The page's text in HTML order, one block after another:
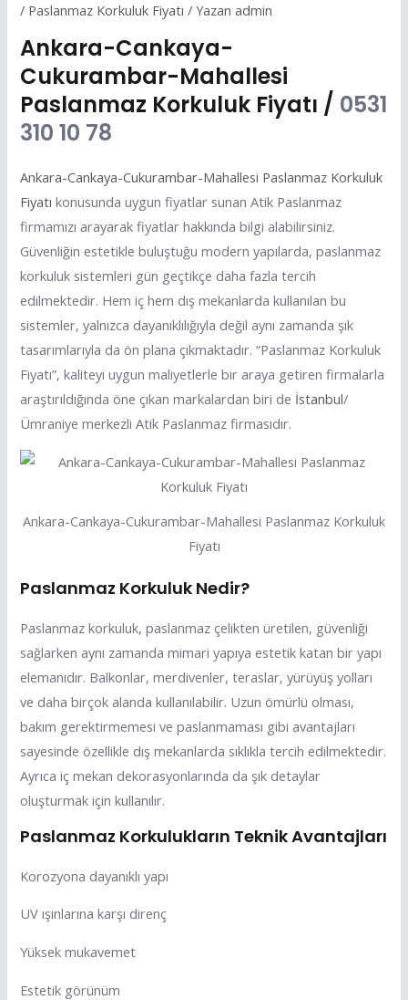
/ Paslanmaz Korkuluk Fiyatı / Yazan admin
Ankara-Cankaya-
Cukurambar-Mahallesi
Paslanmaz Korkuluk Fiyatı / 0531
310 10 78
Ankara-Cankaya-Cukurambar-Mahallesi Paslanmaz Korkuluk
Fiyatı konusunda uygun fiyatlar sunan Atik Paslanmaz
firmamızı arayarak fiyatlar hakkında bilgi alabilirsiniz.
Güvenliğin estetikle buluştuğu modern yapılarda, paslanmaz
korkuluk sistemleri gün geçtikçe daha fazla tercih
edilmektedir. Hem iç hem dış mekanlarda kullanılan bu
sistemler, yalnızca dayanıklılığıyla değil aynı zamanda şık
tasarımlarıyla da ön plana çıkmaktadır. “Paslanmaz Korkuluk
Fiyatı”, kaliteyi uygun maliyetlerle bir araya getiren firmalarla
araştırıldığında öne çıkan markalardan biri de İstanbul/
Ümraniye merkezli Atik Paslanmaz firmasıdır.
Ankara-Cankaya-Cukurambar-Mahallesi Paslanmaz Korkuluk
Fiyatı
Paslanmaz Korkuluk Nedir?
Paslanmaz korkuluk, paslanmaz çelikten üretilen, güvenliği
sağlarken aynı zamanda mimari yapıya estetik katan bir yapı
elemanıdır. Balkonlar, merdivenler, teraslar, yürüyüş yolları
ve daha birçok alanda kullanılabilir. Uzun ömürlü olması,
bakım gerektirmemesi ve paslanmaması gibi avantajları
sayesinde özellikle dış mekanlarda sıklıkla tercih edilmektedir.
Ayrıca iç mekan dekorasyonlarında da şık detaylar
oluşturmak için kullanılır.
Paslanmaz Korkulukların Teknik Avantajları
Korozyona dayanıklı yapı
UV ışınlarına karşı direnç
Yüksek mukavemet
Estetik görünüm